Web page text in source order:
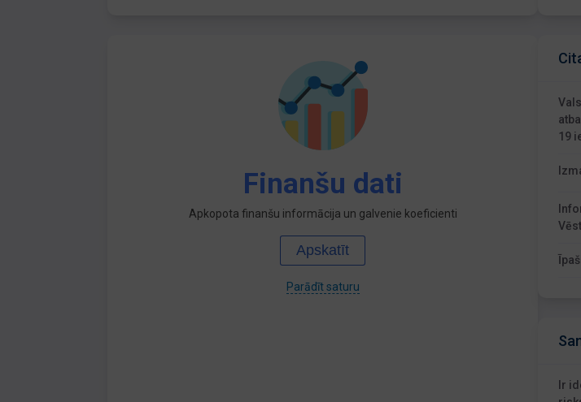
Finanšu dati
Apkopota finanšu informācija un galvenie koeficienti
Apskatīt
Parādīt saturu
19
Ir